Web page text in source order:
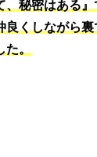
、秘密はある
良くしながら
。